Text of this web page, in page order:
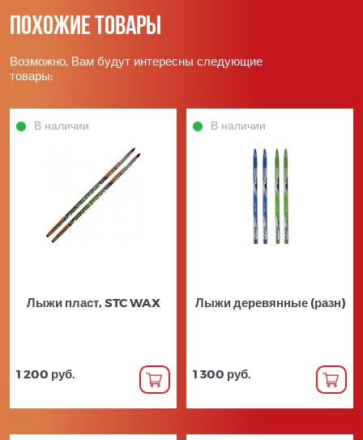
Похожие товары
Возможно, Вам будут интересны следующие
товары:
В наличии
Лыжи пласт, STC WAX
1 200 руб.
В наличии
Лыжи деревянные (разн)
1 300 руб.